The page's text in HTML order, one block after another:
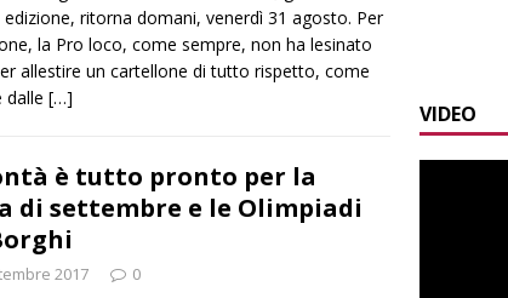
edizione, ritorna domani, venerdì 31 agosto. Per
la Pro loco, come sempre, non ha lesinato
allestire un cartellone di tutto rispetto, come
dalle […]
è tutto pronto per la
di settembre e le Olimpiadi
2017 0
VIDEO